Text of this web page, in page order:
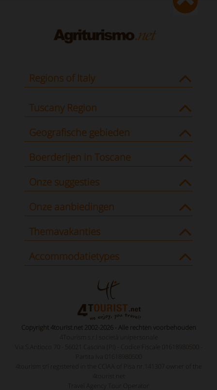
Regions of Italy
Tuscany Region
Geografische gebieden
Boerderijen in Toscane
Onze suggesties
Onze aanbiedingen
Themavakanties
Accommodatietypes
Copyright 4tourist.net 2002-2026 - Alle rechten voorbehouden
4Tourism s.r.l società unipersonale
Via S.Antioco 70 - 56021 Cascina (PI) - Codice Fiscale 01618980500 -
Partita Iva 01618980500
4tourism srl registered in the CCIAA of Pisa nr.141307 owner of the
4tourist.net
Travel Agency Tour Operator